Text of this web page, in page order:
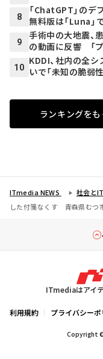
8
「ChatGPT」のデ
無料版は「Luna」
9
手術中の大地震
の動画に反響 「プ
10
KDDI、社内の全
いで「未知の脆弱
ランキングを
ITmedia NEWS 社会とIT
した付箋なくす 青森県むつ
ITmediaはアイ
利用規約 プライバシーポ
Copyright